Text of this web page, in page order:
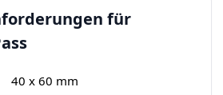
für
40 x 60 mm